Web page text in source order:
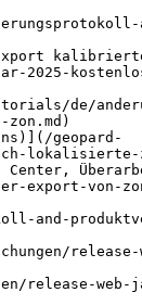
2025-
de/
geopard-
lokalisierte-
export-von-
and-
release-
release-